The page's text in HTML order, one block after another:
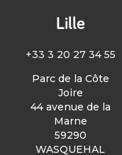
Lille
+33 3 20 27 34 55
Parc de la Côte
Joire
44 avenue de la
Marne
59290
WASQUEHAL